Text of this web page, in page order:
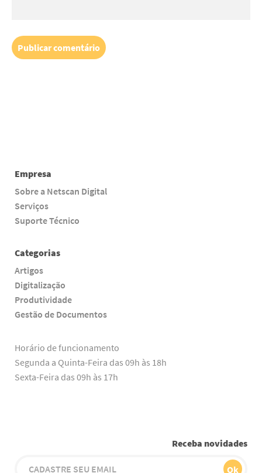
Empresa
Sobre a Netscan Digital
Serviços
Suporte Técnico
Categorias
Artigos
Digitalização
Produtividade
Gestão de Documentos
Horário de funcionamento
Segunda a Quinta-Feira das 09h às 18h
Sexta-Feira das 09h às 17h
Receba novidades